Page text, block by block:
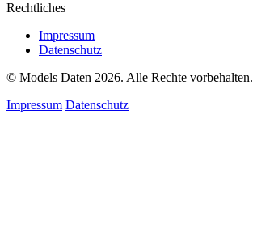
Rechtliches
Impressum
Datenschutz
© Models Daten 2026. Alle Rechte vorbehalten.
Impressum Datenschutz